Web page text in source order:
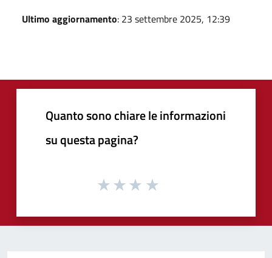
Ultimo aggiornamento: 23 settembre 2025, 12:39
Quanto sono chiare le informazioni
su questa pagina?